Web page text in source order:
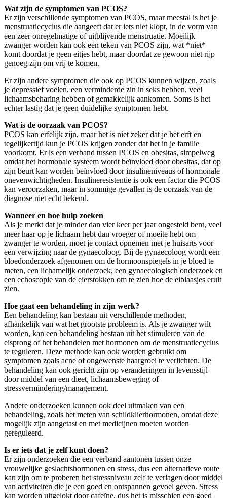
Wat zijn de symptomen van PCOS?
Er zijn verschillende symptomen van PCOS, maar meestal is het je
menstruatiecyclus die aangeeft dat er iets niet klopt, in de vorm van
een zeer onregelmatige of uitblijvende menstruatie. Moeilijk
zwanger worden kan ook een teken van PCOS zijn, wat *niet*
komt doordat je geen eitjes hebt, maar doordat ze gewoon niet rijp
genoeg zijn om vrij te komen.
Er zijn andere symptomen die ook op PCOS kunnen wijzen, zoals
je depressief voelen, een verminderde zin in seks hebben, veel
lichaamsbeharing hebben of gemakkelijk aankomen. Soms is het
echter lastig dat je geen duidelijke symptomen hebt.
Wat is de oorzaak van PCOS?
PCOS kan erfelijk zijn, maar het is niet zeker dat je het erft en
tegelijkertijd kun je PCOS krijgen zonder dat het in je familie
voorkomt. Er is een verband tussen PCOS en obesitas, simpelweg
omdat het hormonale systeem wordt beïnvloed door obesitas, dat op
zijn beurt kan worden beïnvloed door insulineniveaus of hormonale
onevenwichtigheden. Insulineresistentie is ook een factor die PCOS
kan veroorzaken, maar in sommige gevallen is de oorzaak van de
diagnose niet echt bekend.
Wanneer en hoe hulp zoeken
Als je merkt dat je minder dan vier keer per jaar ongesteld bent, veel
meer haar op je lichaam hebt dan vroeger of moeite hebt om
zwanger te worden, moet je contact opnemen met je huisarts voor
een verwijzing naar de gynaecoloog. Bij de gynaecoloog wordt een
bloedonderzoek afgenomen om de hormoonspiegels in je bloed te
meten, een lichamelijk onderzoek, een gynaecologisch onderzoek en
een echoscopie van de eierstokken om te zien hoe de eiblaasjes eruit
zien.
Hoe gaat een behandeling in zijn werk?
Een behandeling kan bestaan uit verschillende methoden,
afhankelijk van wat het grootste probleem is. Als je zwanger wilt
worden, kan een behandeling bestaan uit het stimuleren van de
eisprong of het behandelen met hormonen om de menstruatiecyclus
te reguleren. Deze methode kan ook worden gebruikt om
symptomen zoals acne of ongewenste haargroei te verlichten. De
behandeling kan ook gericht zijn op veranderingen in levensstijl
door middel van een dieet, lichaamsbeweging of
stressvermindering/management.
Andere onderzoeken kunnen ook deel uitmaken van een
behandeling, zoals het meten van schildklierhormonen, omdat deze
mogelijk zijn aangetast en met medicijnen moeten worden
gereguleerd.
Is er iets dat je zelf kunt doen?
Er zijn onderzoeken die een verband aantonen tussen onze
vrouwelijke geslachtshormonen en stress, dus een alternatieve route
kan zijn om te proberen het stressniveau zelf te verlagen door middel
van activiteiten die je een goed en ontspannen gevoel geven. Stress
kan worden uitgelokt door cafeïne, dus het is misschien een goed